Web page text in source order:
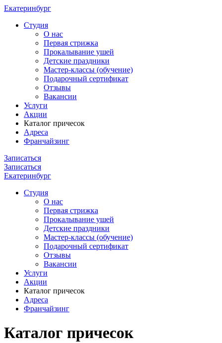
Екатеринбург
Cтудия
О нас
Первая стрижка
Прокалывание ушей
Детские праздники
Мастер-классы (обучение)
Подарочный сертификат
Отзывы
Вакансии
Услуги
Акции
Каталог причесок
Адреса
Франчайзинг
Записаться
Записаться
Екатеринбург
Cтудия
О нас
Первая стрижка
Прокалывание ушей
Детские праздники
Мастер-классы (обучение)
Подарочный сертификат
Отзывы
Вакансии
Услуги
Акции
Каталог причесок
Адреса
Франчайзинг
Каталог причесок